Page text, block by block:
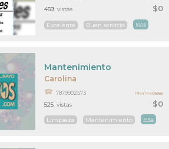
$0
Excelente Buen servicio MAS
459 vistas
Carolina
$0
Mantenimiento
7879902573
Limpieza Mantenimiento MAS
525 vistas
PR41440885